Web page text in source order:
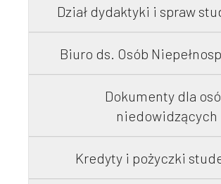
Dział dydaktyki i spraw
Biuro ds. Osób
Dokumenty dla
niedowidzących
Kredyty i pożyczki